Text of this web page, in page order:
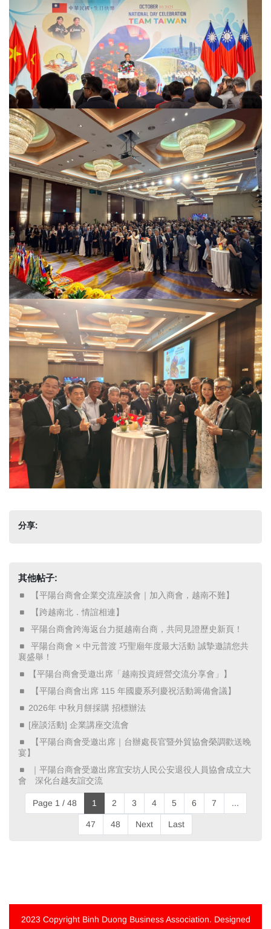
分享:
其他帖子:
​ 【平陽台商會企業交流座談會｜加入商會，越南不難】 ​
​ 【跨越南北．情誼相連】 ​
​ 平陽台商會跨海返台力挺越南台商，共同見證歷史新頁！ ​
​ 平陽台商會 × 中元普渡 巧聖廟年度最大活動 誠摯邀請您共
襄盛舉！ ​
【平陽台商會受邀出席「越南投資經營交流分享會」】
​ 【平陽台商會出席 115 年國慶系列慶祝活動籌備會議】 ​
2026年 中秋月餅採購 招標辦法
[座談活動] 企業講座交流會
​ 【平陽台商會受邀出席｜台辦處長官暨外貿協會榮調歡送晚
宴】 ​
​ ｜平陽台商會受邀出席宜安坊人民公安退役人員協會成立大
會 深化台越友誼交流 ​
Page 1 / 48 1 2 3 4 5 6 7 ...
47 48 Next Last
2023 Copyright Binh Duong Business Association. Designed